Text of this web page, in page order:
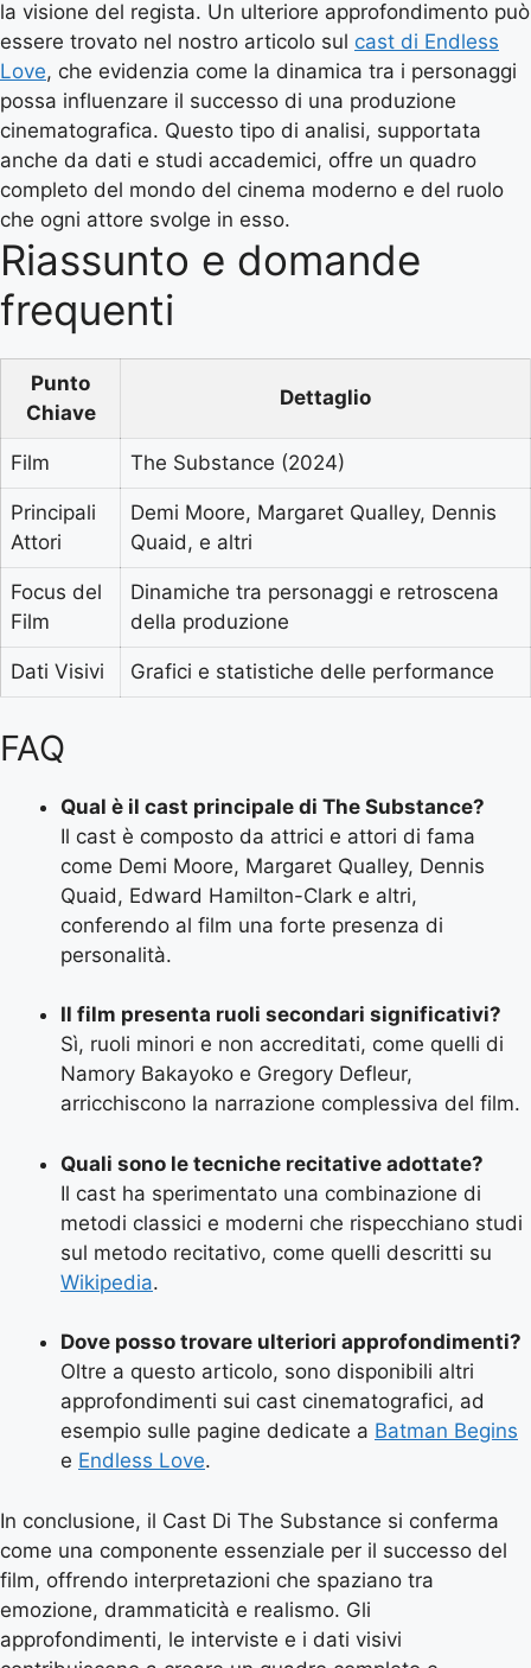
la visione del regista. Un ulteriore approfondimento può
essere trovato nel nostro articolo sul cast di Endless
Love, che evidenzia come la dinamica tra i personaggi
possa influenzare il successo di una produzione
cinematografica. Questo tipo di analisi, supportata
anche da dati e studi accademici, offre un quadro
completo del mondo del cinema moderno e del ruolo
che ogni attore svolge in esso.
Riassunto e domande
frequenti
Punto
Chiave
Dettaglio
Film The Substance (2024)
Principali
Attori
Demi Moore, Margaret Qualley, Dennis
Quaid, e altri
Focus del
Film
Dinamiche tra personaggi e retroscena
della produzione
Dati Visivi Grafici e statistiche delle performance
FAQ
Qual è il cast principale di The Substance?
Il cast è composto da attrici e attori di fama
come Demi Moore, Margaret Qualley, Dennis
Quaid, Edward Hamilton-Clark e altri,
conferendo al film una forte presenza di
personalità.
Il film presenta ruoli secondari significativi?
Sì, ruoli minori e non accreditati, come quelli di
Namory Bakayoko e Gregory Defleur,
arricchiscono la narrazione complessiva del film.
Quali sono le tecniche recitative adottate?
Il cast ha sperimentato una combinazione di
metodi classici e moderni che rispecchiano studi
sul metodo recitativo, come quelli descritti su
Wikipedia.
Dove posso trovare ulteriori approfondimenti?
Oltre a questo articolo, sono disponibili altri
approfondimenti sui cast cinematografici, ad
esempio sulle pagine dedicate a Batman Begins
e Endless Love.
In conclusione, il Cast Di The Substance si conferma
come una componente essenziale per il successo del
film, offrendo interpretazioni che spaziano tra
emozione, drammaticità e realismo. Gli
approfondimenti, le interviste e i dati visivi